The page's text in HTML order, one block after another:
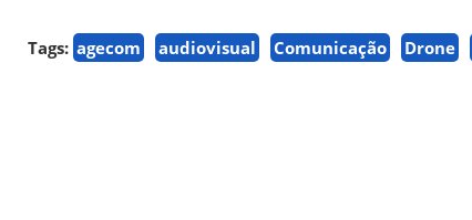
Tags: agecom audiovisual Comunicação Drone